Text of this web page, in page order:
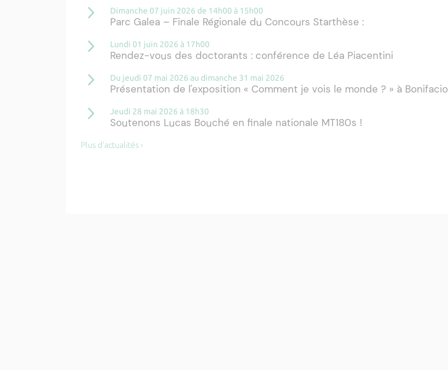
Dimanche 07 juin 2026 de 14h00 à 15h00
Parc Galea – Finale Régionale du Concours Starthèse :
Lundi 01 juin 2026 à 17h00
Rendez-vous des doctorants : conférence de Léa Piacentini
Du jeudi 07 mai 2026 au dimanche 31 mai 2026
Présentation de l'exposition « Comment je vois le monde ? » à Bonifacio
Jeudi 28 mai 2026 à 18h30
Soutenons Lucas Bouché en finale nationale MT180s !
Plus d'actualités ›